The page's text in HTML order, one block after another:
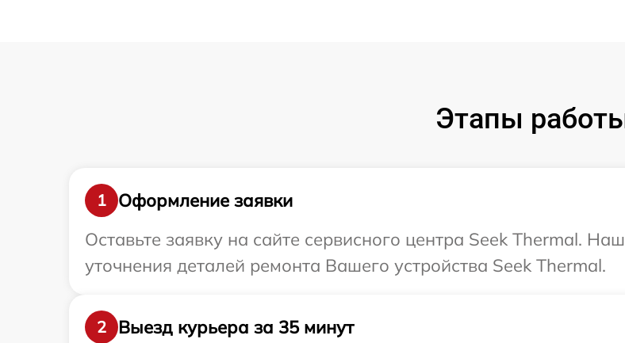
Этапы
1
Оформление заявки
Оставьте заявку на сайте сервисного центра Seek Thermal.
уточнения деталей ремонта Вашего устройства Seek Thermal.
2
Выезд курьера за 35 минут